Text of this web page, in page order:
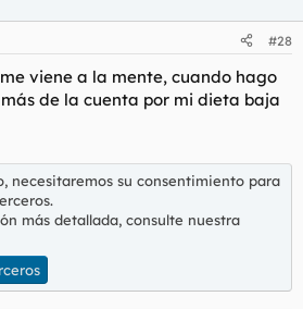
#28
viene a la mente, cuando hago
de la cuenta por mi dieta baja
necesitaremos su consentimiento para
más detallada, consulte nuestra